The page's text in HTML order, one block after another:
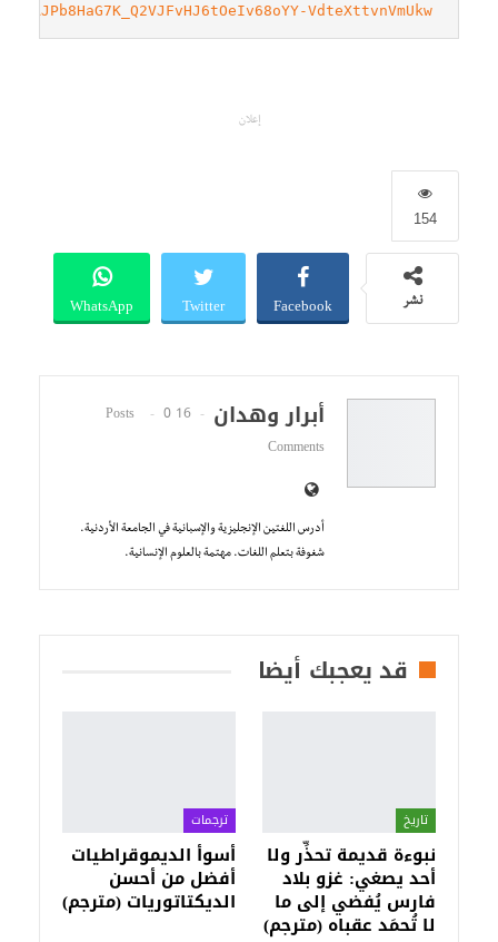
VdteXttvnVmUkw
إعلان
154
نشر Facebook
Twitter
WhatsApp
أبرار وهدان 16 Posts
0
Comments
أدرس اللغتين الإنجليزية والإسبانية في الجامعة الأردنية.
شغوفة بتعلم اللغات. مهتمة بالعلوم الإنسانية.
قد يعجبك أيضا
تاريخ
نبوءة قديمة تحذِّر ولا
أحد يصغي: غزو بلاد
فارس يُفضي إلى ما
لا تُحمَد عقباه (مترجم)
ترجمات
أسوأ الديموقراطيات
أفضل من أحسن
الديكتاتوريات (مترجم)